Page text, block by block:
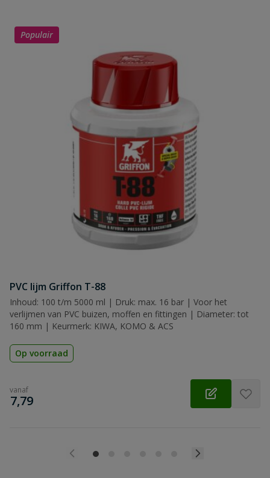
Populair
PVC lijm Griffon T-88
Inhoud: 100 t/m 5000 ml | Druk: max. 16 bar | Voor het
verlijmen van PVC buizen, moffen en fittingen | Diameter: tot
160 mm | Keurmerk: KIWA, KOMO & ACS
Op voorraad
vanaf
€
7,79